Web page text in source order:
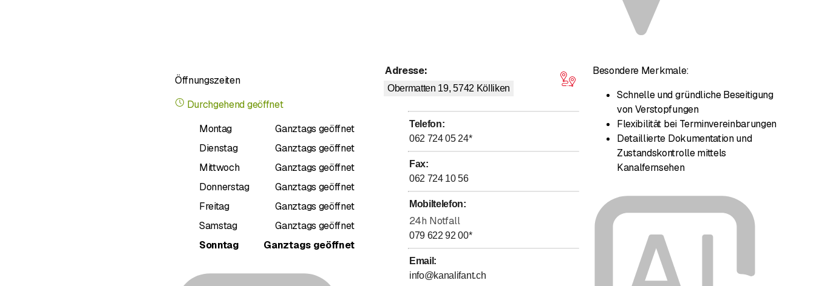
Öffnungszeiten
Durchgehend geöffnet
Montag
Ganztags geöffnet
Dienstag
Ganztags geöffnet
Mittwoch
Ganztags geöffnet
Donnerstag
Ganztags geöffnet
Freitag
Ganztags geöffnet
Samstag
Ganztags geöffnet
Sonntag
Ganztags geöffnet
Adresse:
Obermatten 19, 5742 Kölliken
Telefon:
062 724 05 24*
Fax:
062 724 10 56
Mobiltelefon:
24h Notfall
079 622 92 00*
Email :
info@kanalifant.ch
Besondere Merkmale:
Schnelle und gründliche Beseitigung
von Verstopfungen
Flexibilität bei Terminvereinbarungen
Detaillierte Dokumentation und
Zustandskontrolle mittels
Kanalfernsehen